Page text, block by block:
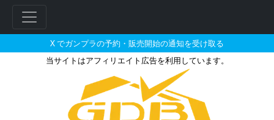
X でガンプラの予約・販売開始の通知を受け取る
当サイトはアフィリエイト広告を利用しています。
MG 1/100 MS-05B ザクIとそれ